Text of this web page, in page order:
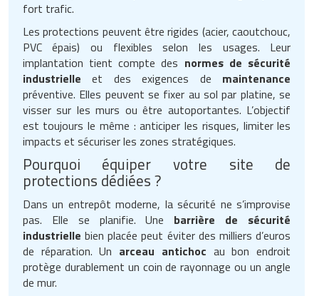
fort trafic.
Les protections peuvent être rigides (acier, caoutchouc,
PVC épais) ou flexibles selon les usages. Leur
implantation tient compte des normes de sécurité
industrielle et des exigences de maintenance
préventive. Elles peuvent se fixer au sol par platine, se
visser sur les murs ou être autoportantes. L’objectif
est toujours le même : anticiper les risques, limiter les
impacts et sécuriser les zones stratégiques.
Pourquoi équiper votre site de
protections dédiées ?
Dans un entrepôt moderne, la sécurité ne s’improvise
pas. Elle se planifie. Une barrière de sécurité
industrielle bien placée peut éviter des milliers d’euros
de réparation. Un arceau antichoc au bon endroit
protège durablement un coin de rayonnage ou un angle
de mur.